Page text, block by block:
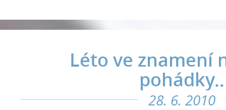
Léto ve znamení
pohádky..
28. 6. 2010